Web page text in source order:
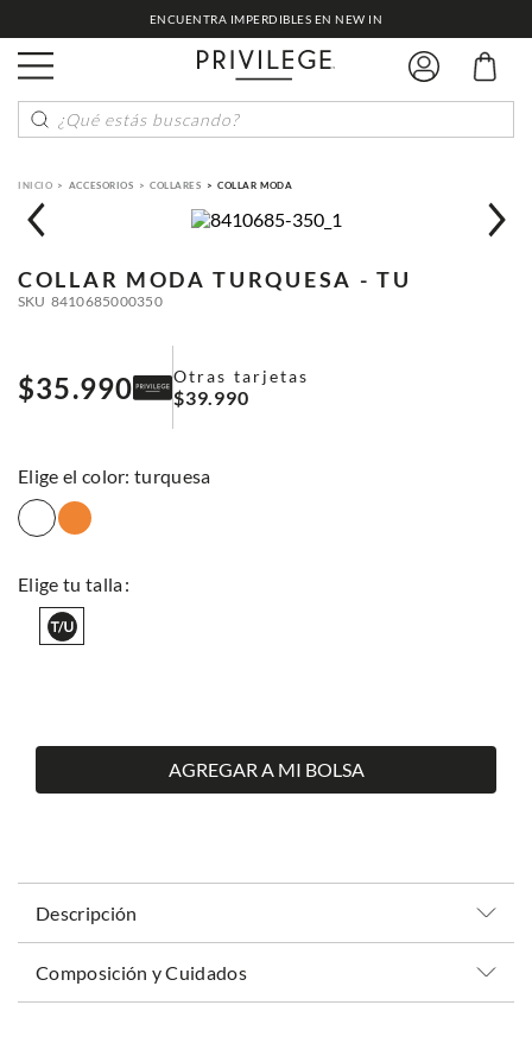
ENCUENTRA IMPERDIBLES EN NEW IN
¿Qué estás buscando?
ACCESORIOS COLLARES COLLAR MODA
COLLAR MODA TURQUESA - TU
SKU 8410685000350
$35.990 Otras tarjetas
$39.990
: turquesa
AGREGAR A MI BOLSA
Descripción
Composición y Cuidados